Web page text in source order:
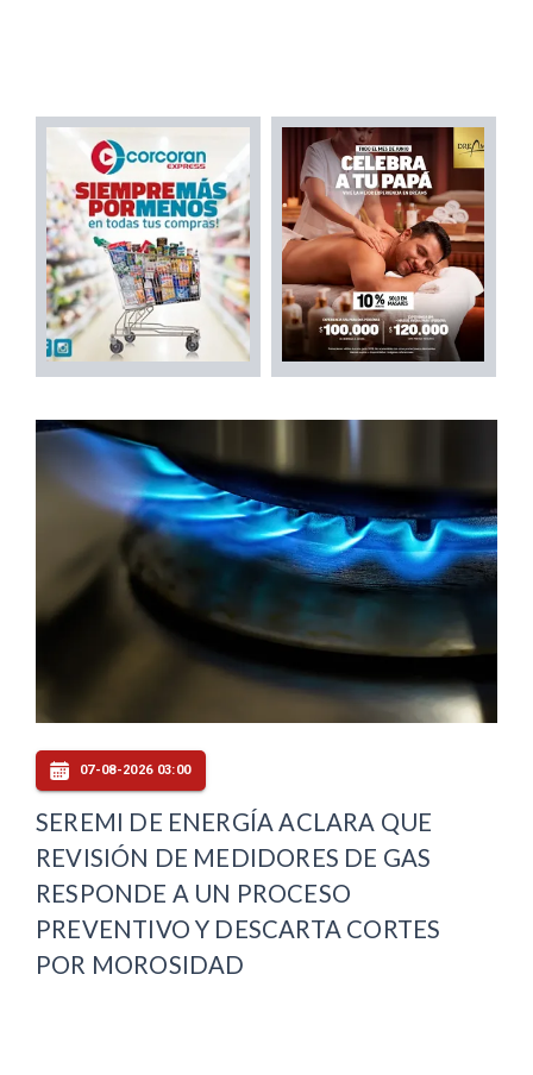
07-08-2026 03:00
SEREMI DE ENERGÍA ACLARA QUE
REVISIÓN DE MEDIDORES DE GAS
RESPONDE A UN PROCESO
PREVENTIVO Y DESCARTA CORTES
POR MOROSIDAD